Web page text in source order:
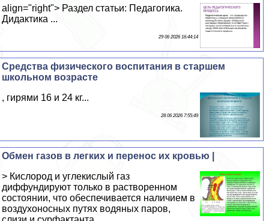
align="right"> Раздел статьи: Педагогика.
Дидактика ...
29 06 2026 16:44:14
Средства физического воспитания в старшем
школьном возрасте
, гирями 16 и 24 кг...
28 06 2026 7:55:49
Обмен газов в легких и перенос их кровью |
> Кислород и углекислый газ
диффундируют только в растворенном
состоянии, что обеспечивается наличием в
воздухоносных путях водяных паров,